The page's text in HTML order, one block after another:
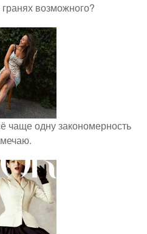
возможного?
чаще одну закономерность